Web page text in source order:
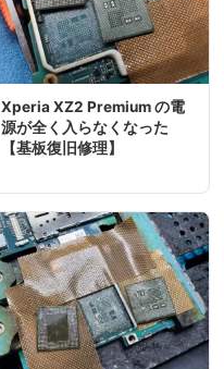
Xperia XZ2 Premium の電
源が全く入らなくなった
【基板復旧修理】